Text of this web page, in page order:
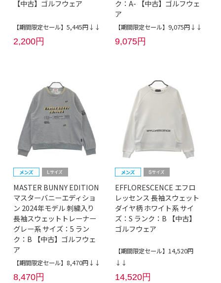
【中古】ゴルフウェア
【期間限定セール】5,445円↓↓
2,200円
ク：A- 【中古】ゴルフウェ
ア
【期間限定セール】9,075円↓↓
9,075円
MASTER BUNNY EDITION
マスターバニーエディショ
ン 2024年モデル 刺繍入り
長袖スウェットトレーナー
グレー系 サイズ：5 ラン
ク：B 【中古】ゴルフウェ
ア
【期間限定セール】8,470円↓↓
8,470円
EFFLORESCENCE エフロ
レッセンス 長袖スウェット
ダイヤ柄 ホワイト系 サイ
ズ：S ランク：B 【中古】
ゴルフウェア
【期間限定セール】14,520円
↓↓
14,520円